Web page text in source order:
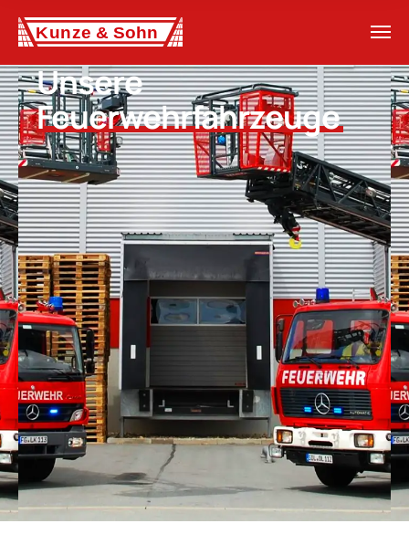
Unsere
Feuerwehrfahrzeuge